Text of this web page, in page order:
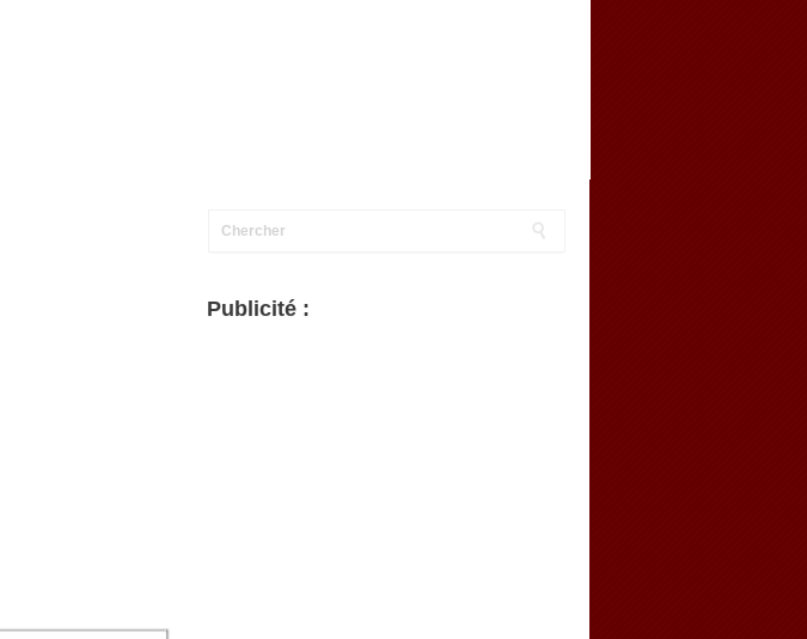
Publicité :